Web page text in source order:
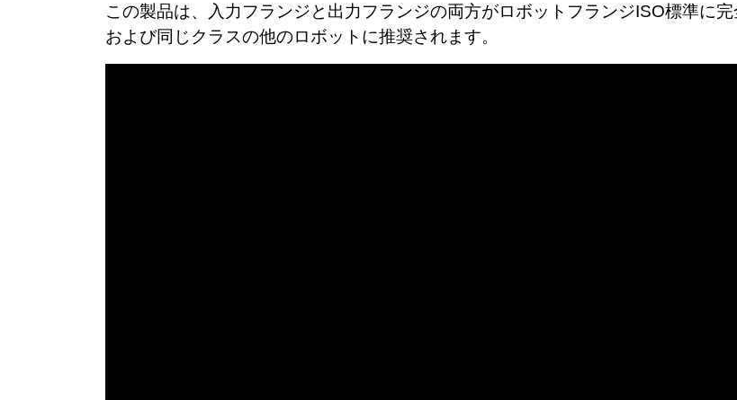
この製品は、入力フランジと出力フランジの両方がロボットフランジISO標準に
および同じクラスの他のロボットに推奨されます。